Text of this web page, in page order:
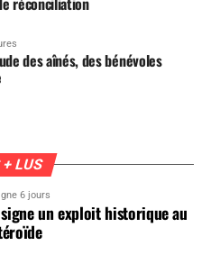
des aînés, des bénévoles
+ LUS
6 jours
signe un exploit historique au